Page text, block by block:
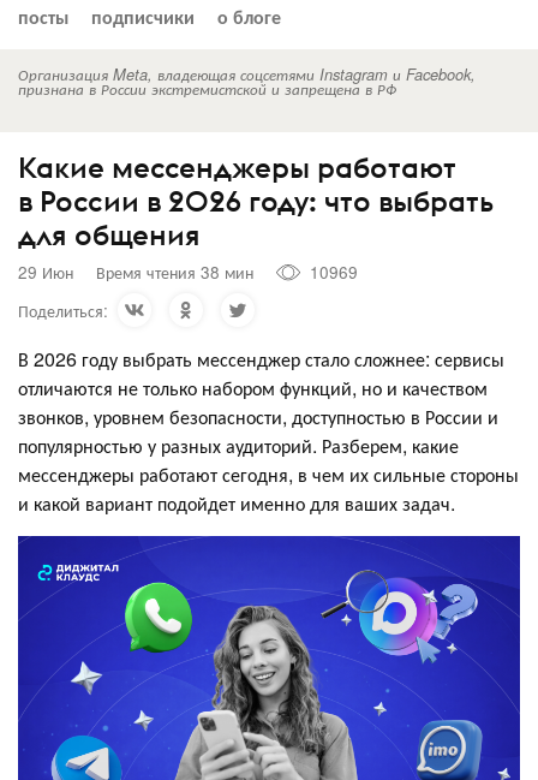
посты подписчики о блоге
Организация Meta, владеющая соцсетями Instagram и Facebook,
признана в России экстремистской и запрещена в РФ
Какие мессенджеры работают
в России в 2026 году: что выбрать
для общения
29 Июн Время чтения 38 мин
10969
Поделиться:
В 2026 году выбрать мессенджер стало сложнее: сервисы
отличаются не только набором функций, но и качеством
звонков, уровнем безопасности, доступностью в России и
популярностью у разных аудиторий. Разберем, какие
мессенджеры работают сегодня, в чем их сильные стороны
и какой вариант подойдет именно для ваших задач.